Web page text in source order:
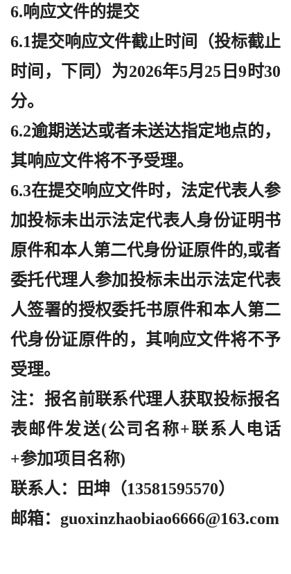
6.响应文件的提交
6.1提交响应文件截止时间（投标截止
时间，下同）为2026年5月25日9时30
分。
6.2逾期送达或者未送达指定地点的，
其响应文件将不予受理。
6.3在提交响应文件时，法定代表人参
加投标未出示法定代表人身份证明书
原件和本人第二代身份证原件的,或者
委托代理人参加投标未出示法定代表
人签署的授权委托书原件和本人第二
代身份证原件的，其响应文件将不予
受理。
注：报名前联系代理人获取投标报名
表邮件发送(公司名称+联系人电话
+参加项目名称)
联系人：田坤（13581595570）
邮箱： guoxinzhaobiao6666@163.com